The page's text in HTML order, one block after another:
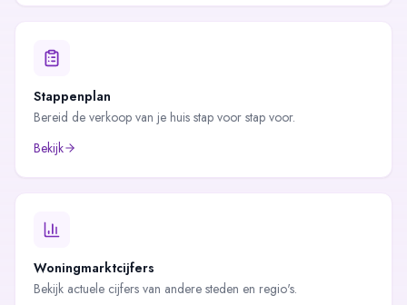
Stappenplan
Bereid de verkoop van je huis stap voor stap voor.
Bekijk
Woningmarktcijfers
Bekijk actuele cijfers van andere steden en regio's.